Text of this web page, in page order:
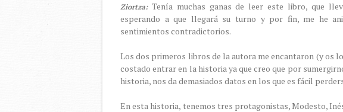
Ziortza:Tenía muchas ganas de leer este libro, que
esperando a que llegará su turno y por fin, me he
sentimientos contradictorios.
Los dos primeros libros de la autora me encantaron (y os
costado entrar en la historia ya que creo que por
historia, nos da demasiados datos en los que es fácil
En esta historia, tenemos tres protagonistas, Modesto,